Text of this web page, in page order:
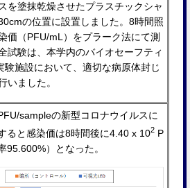
を塗抹乾燥させたプラスチックシャ
の位置に設置しました。8時間照
価（PFU/mL）をプラーク法にて測
試験は、本学内のバイオセーフティ
験施設において、適切な病原体封じ
いました。
sampleの新型コロナウイルスに
ると感染価は8時間後に4.40 x 102 P
95.600%）となった。